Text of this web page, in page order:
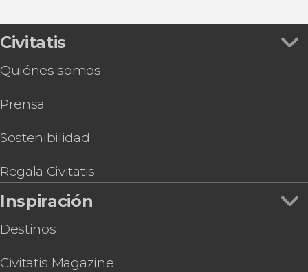
9


2.251 opiniones
Civitatis
Quiénes somos
Prensa
Sostenibilidad
Regala Civitatis
Inspiración
Destinos
Civitatis Magazine